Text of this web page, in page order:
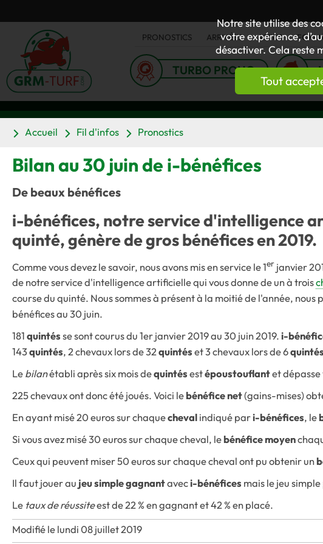
Notre site utilise des
votre expérience,
désactiver. Cela reste
Tout
PRONOSTICS ARRIVÉES ACTUS
TURBO PRONO
Accueil Fil d'infos Pronostics
Bilan au 30 juin de i-bénéfices
De beaux bénéfices
i-bénéfices, notre service d'intelligence
quinté, génère de gros bénéfices en 2019.
Comme vous devez le savoir, nous avons mis en service le 1er janvier
de notre service d'intelligence artificielle qui vous donne de un à trois
course du quinté. Nous sommes à présent à la moitié de l'année, nous
bénéfices au 30 juin.
181quintésse sont courus du 1er janvier 2019 au 30 juin 2019.i-
143quintés, 2 chevaux lors de 32quintéset 3 chevaux lors de 6quintés
Lebilanétabli après six mois dequintésestépoustouflantet
225 chevaux ont donc été joués. Voici lebénéfice net(gains-mises)
En ayant misé 20 euros sur chaquechevalindiqué pari-bénéfices, le
Si vous avez misé 30 euros sur chaque cheval, lebénéfice moyen
Ceux qui peuvent miser 50 euros sur chaque cheval ont pu obtenir un
Il faut jouer au jeu simple gagnantaveci-bénéfices mais le jeu
Le taux de réussiteest de 22 % en gagnant et 42 % en placé.
Modifié le lundi 08 juillet 2019